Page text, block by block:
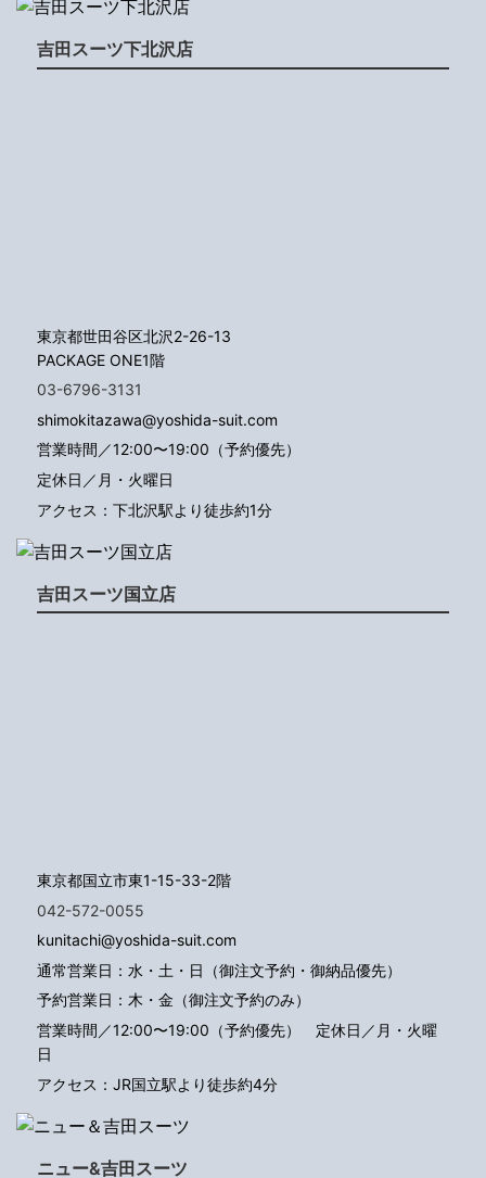
吉田スーツ下北沢店
東京都世田谷区北沢2-26-13
PACKAGE ONE1階
03-6796-3131
shimokitazawa@yoshida-suit.com
営業時間／12:00〜19:00（予約優先）
定休日／月・火曜日
アクセス：下北沢駅より徒歩約1分
吉田スーツ国立店
東京都国立市東1-15-33-2階
042-572-0055
kunitachi@yoshida-suit.com
通常営業日：水・土・日（御注文予約・御納品優先）
予約営業日：木・金（御注文予約のみ）
営業時間／12:00〜19:00（予約優先） 定休日／月・火曜
日
アクセス：JR国立駅より徒歩約4分
ニュー&吉田スーツ